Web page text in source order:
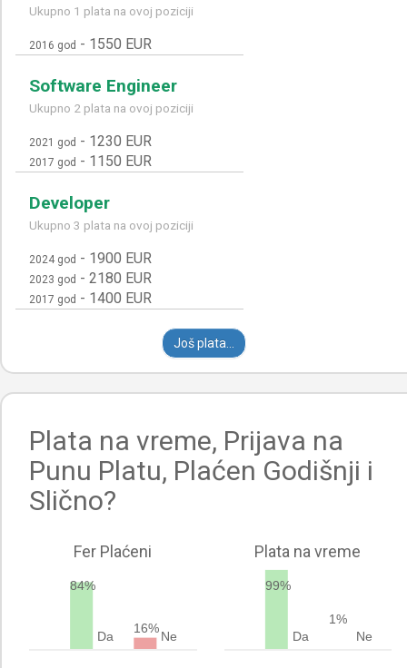
Ukupno 1 plata na ovoj poziciji
2016 god - 1550 EUR
Software Engineer
Ukupno 2 plata na ovoj poziciji
2021 god - 1230 EUR
2017 god - 1150 EUR
Developer
Ukupno 3 plata na ovoj poziciji
2024 god - 1900 EUR
2023 god - 2180 EUR
2017 god - 1400 EUR
Još plata...
Plata na vreme, Prijava na
Punu Platu, Plaćen Godišnji i
Slično?
Fer Plaćeni
84%
Da
16%
Ne
Plata na vreme
99%
Da
1%
Ne